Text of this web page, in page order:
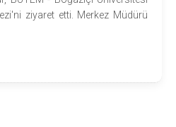
ziyaret etti. Merkez Müdürü